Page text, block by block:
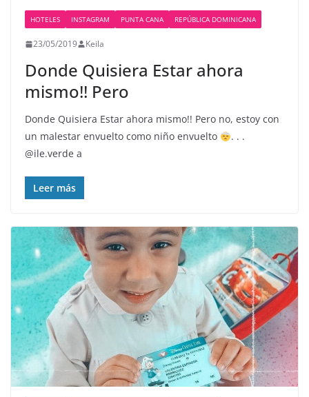
HOTELES INSTAGRAM PUNTA CANA REPÚBLICA DOMINICANA
23/05/2019 Keila
Donde Quisiera Estar ahora
mismo!! Pero
Donde Quisiera Estar ahora mismo!! Pero no, estoy con
un malestar envuelto como niño envuelto
. . .
@ile.verde a
Leer más